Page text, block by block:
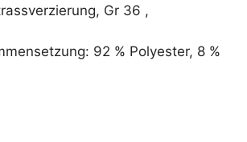
Gr 36 ,
92 % Polyester, 8 %